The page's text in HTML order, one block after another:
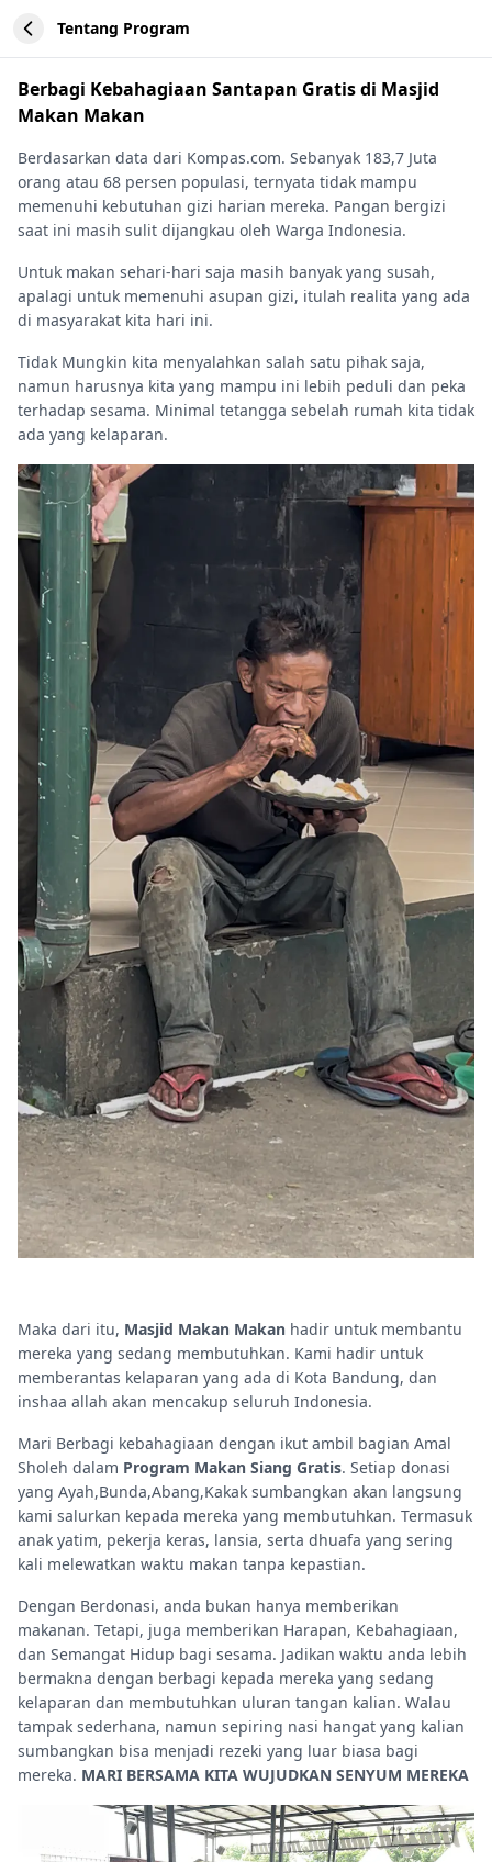
Tentang Program
Berbagi Kebahagiaan Santapan Gratis di Masjid
Makan Makan
Berdasarkan data dari Kompas.com. Sebanyak 183,7 Juta
orang atau 68 persen populasi, ternyata tidak mampu
memenuhi kebutuhan gizi harian mereka. Pangan bergizi
saat ini masih sulit dijangkau oleh Warga Indonesia.
Untuk makan sehari-hari saja masih banyak yang susah,
apalagi untuk memenuhi asupan gizi, itulah realita yang ada
di masyarakat kita hari ini.
Tidak Mungkin kita menyalahkan salah satu pihak saja,
namun harusnya kita yang mampu ini lebih peduli dan peka
terhadap sesama. Minimal tetangga sebelah rumah kita tidak
ada yang kelaparan.
Maka dari itu, Masjid Makan Makan hadir untuk membantu
mereka yang sedang membutuhkan. Kami hadir untuk
memberantas kelaparan yang ada di Kota Bandung, dan
inshaa allah akan mencakup seluruh Indonesia.
Mari Berbagi kebahagiaan dengan ikut ambil bagian Amal
Sholeh dalam Program Makan Siang Gratis. Setiap donasi
yang Ayah,Bunda,Abang,Kakak sumbangkan akan langsung
kami salurkan kepada mereka yang membutuhkan. Termasuk
anak yatim, pekerja keras, lansia, serta dhuafa yang sering
kali melewatkan waktu makan tanpa kepastian.
Dengan Berdonasi, anda bukan hanya memberikan
makanan. Tetapi, juga memberikan Harapan, Kebahagiaan,
dan Semangat Hidup bagi sesama. Jadikan waktu anda lebih
bermakna dengan berbagi kepada mereka yang sedang
kelaparan dan membutuhkan uluran tangan kalian. Walau
tampak sederhana, namun sepiring nasi hangat yang kalian
sumbangkan bisa menjadi rezeki yang luar biasa bagi
mereka. MARI BERSAMA KITA WUJUDKAN SENYUM MEREKA